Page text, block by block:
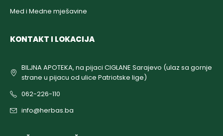
Med i Medne mješavine
KONTAKT I LOKACIJA
BILJNA APOTEKA, na pijaci CIGLANE Sarajevo (ulaz sa gornje
strane u pijacu od ulice Patriotske lige)
062-226-110
info@herbas.ba